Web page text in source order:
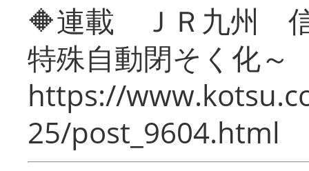
🔶連載 ＪＲ九州 信
特殊自動閉そく化～
https://
25/post_9604.html